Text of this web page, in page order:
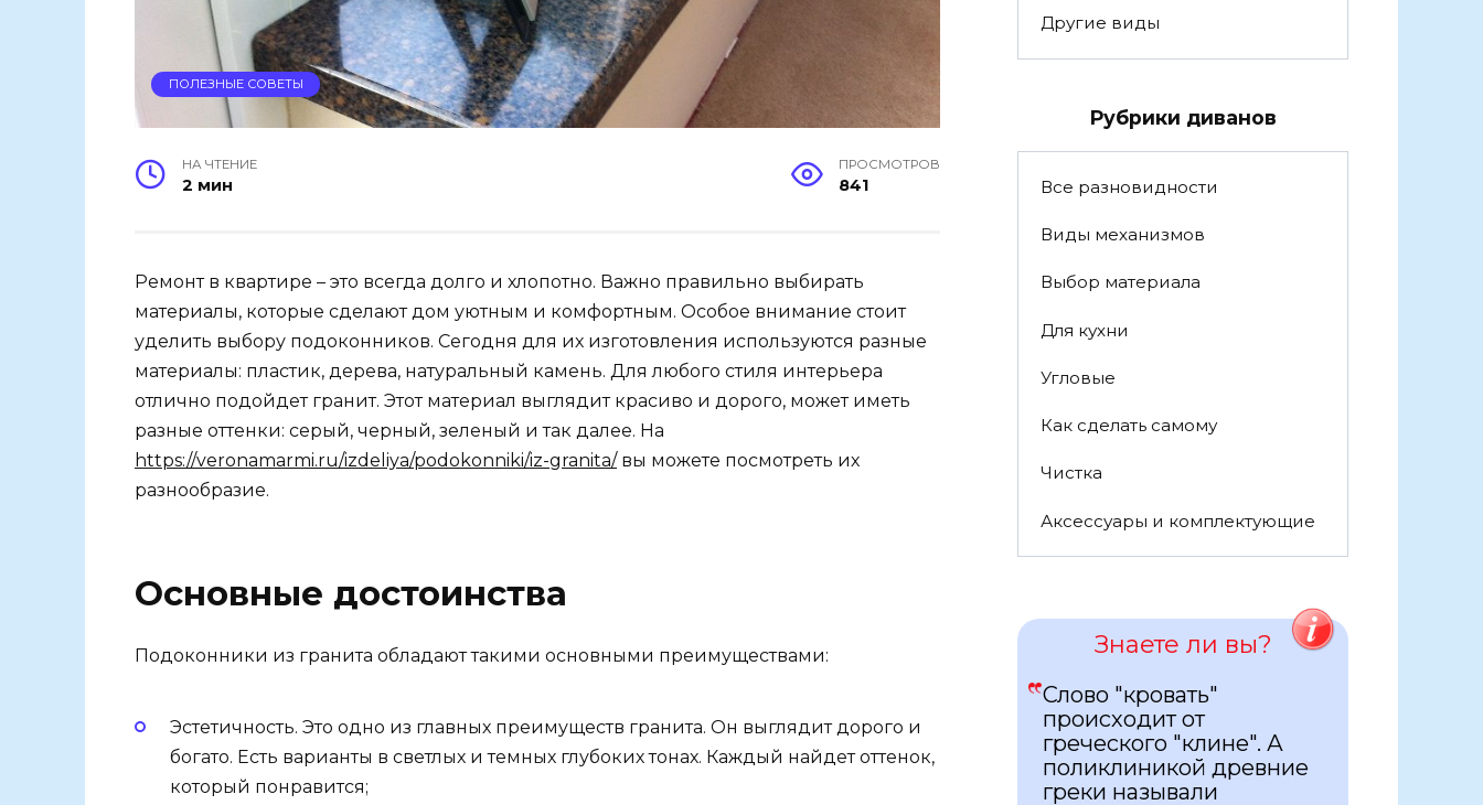
ПОЛЕЗНЫЕ СОВЕТЫ
НА ЧТЕНИЕ
2 мин
ПРОСМОТРОВ
841
Ремонт в квартире – это всегда долго и хлопотно. Важно правильно выбирать
материалы, которые сделают дом уютным и комфортным. Особое внимание стоит
уделить выбору подоконников. Сегодня для их изготовления используются разные
материалы: пластик, дерева, натуральный камень. Для любого стиля интерьера
отлично подойдет гранит. Этот материал выглядит красиво и дорого, может иметь
разные оттенки: серый, черный, зеленый и так далее. На
https://veronamarmi.ru/izdeliya/podokonniki/iz-granita/вы можете посмотреть их
разнообразие.
Основные достоинства
Подоконники из гранита обладают такими основными преимуществами:
Эстетичность. Это одно из главных преимуществ гранита. Он выглядит дорого и
богато. Есть варианты в светлых и темных глубоких тонах. Каждый найдет оттенок,
который понравится;
Другие виды
Рубрики диванов
Все разновидности
Виды механизмов
Выбор материала
Для кухни
Угловые
Как сделать самому
Чистка
Аксессуары и комплектующие
Знаете ли вы?
Слово "кровать"
происходит от
греческого "клине". А
поликлиникой древние
греки называли